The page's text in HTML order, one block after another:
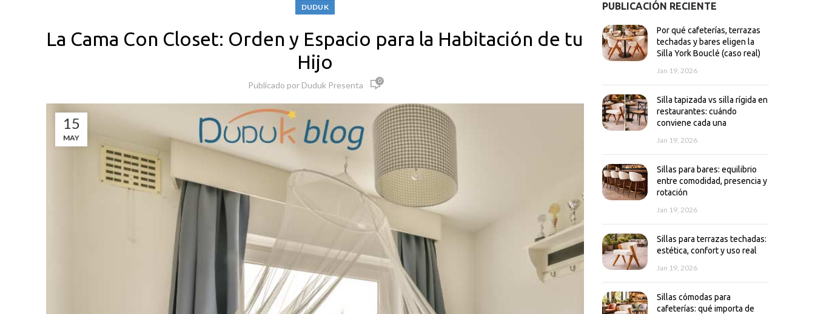
DUDUK
La Cama Con Closet: Orden y Espacio para la Habitación de tu
Hijo
Publicado por Duduk Presenta 0
15
MAY
PUBLICACIÓN RECIENTE
Por qué cafeterías, terrazas
techadas y bares eligen la
Silla York Bouclé (caso real)
Jan 19, 2026
Silla tapizada vs silla rígida en
restaurantes: cuándo
conviene cada una
Jan 19, 2026
Sillas para bares: equilibrio
entre comodidad, presencia y
rotación
Jan 19, 2026
Sillas para terrazas techadas:
estética, confort y uso real
Jan 19, 2026
Sillas cómodas para
cafeterías: qué importa de